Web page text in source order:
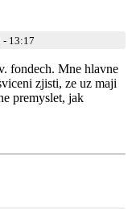
- 13:17
fondech. Mne hlavne
zjisti, ze uz maji
premyslet, jak